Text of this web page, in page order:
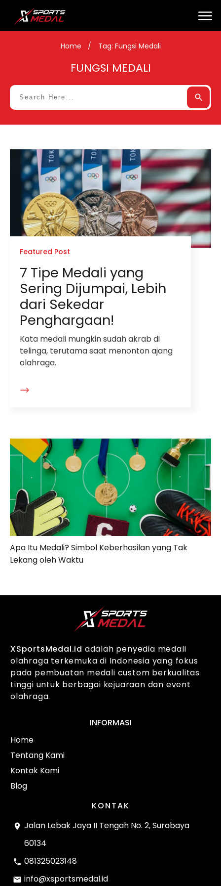
Home / Tag: Fungsi Medali
FUNGSI MEDALI
Featured Post
7 Tipe Medali yang
Sering Dijumpai, Lebih
dari Sekedar
Penghargaan!
Kata medali mungkin sudah akrab di
telinga, terutama saat menonton ajang
olahraga.
Apa Itu Medali? Simbol Keberhasilan yang Tak
Lekang oleh Waktu
XSportsMedal.id adalah penyedia medali
olahraga terkemuka di Indonesia yang fokus
pada pembuatan medali custom berkualitas
tinggi untuk berbagai kejuaraan dan event
olahraga.
INFORMASI
Home
Tentang Kami
Kontak Kami
Blog
KONTAK
Jalan Lebak Jaya II Tengah No. 2, Surabaya
60134
081325023148
info@xsportsmedal.id